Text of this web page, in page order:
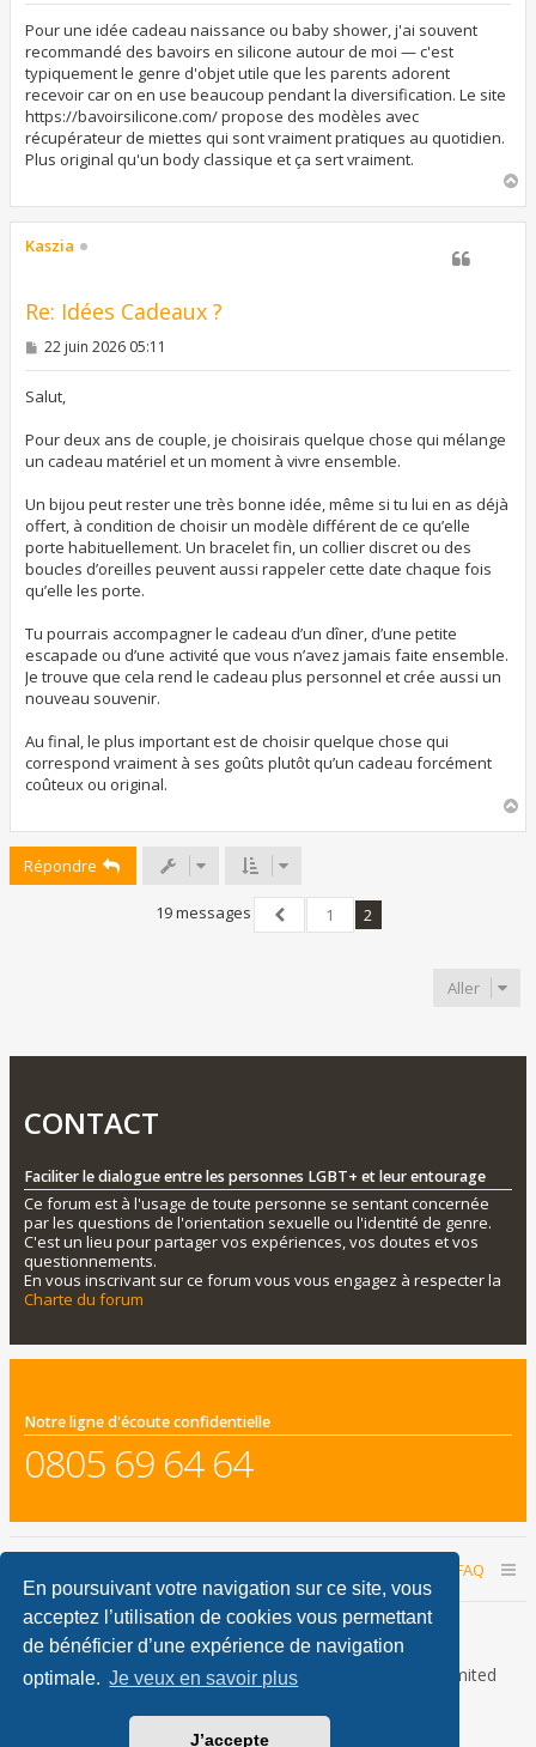
En poursuivant votre navigation sur ce site, vous
acceptez l’utilisation de cookies vous permettant
de bénéficier d’une expérience de navigation
optimale. Je veux en savoir plus
J’accepte
s
s
a
g
e
Pour une idée cadeau naissance ou baby shower, j'ai souvent
recommandé des bavoirs en silicone autour de moi — c'est
typiquement le genre d'objet utile que les parents adorent
recevoir car on en use beaucoup pendant la diversification. Le site
https://bavoirsilicone.com/ propose des modèles avec
récupérateur de miettes qui sont vraiment pratiques au quotidien.
Plus original qu'un body classique et ça sert vraiment.
u
Kaszia
Re: Idées Cadeaux ?
M
s
e
22 juin 2026 05:11
Salut,
Pour deux ans de couple, je choisirais quelque chose qui mélange
un cadeau matériel et un moment à vivre ensemble.
Un bijou peut rester une très bonne idée, même si tu lui en as déjà
offert, à condition de choisir un modèle différent de ce qu’elle
porte habituellement. Un bracelet fin, un collier discret ou des
boucles d’oreilles peuvent aussi rappeler cette date chaque fois
qu’elle les porte.
Tu pourrais accompagner le cadeau d’un dîner, d’une petite
escapade ou d’une activité que vous n’avez jamais faite ensemble.
Je trouve que cela rend le cadeau plus personnel et crée aussi un
nouveau souvenir.
Au final, le plus important est de choisir quelque chose qui
correspond vraiment à ses goûts plutôt qu’un cadeau forcément
coûteux ou original.
Répondre
19 messages
Précédent
1 2
Aller
CONTACT
Faciliter le dialogue entre les personnes LGBT+ et leur entourage
Ce forum est à l'usage de toute personne se sentant concernée
par les questions de l'orientation sexuelle ou l'identité de genre.
C'est un lieu pour partager vos expériences, vos doutes et vos
questionnements.
En vous inscrivant sur ce forum vous vous engagez à respecter la
Charte du forum
Notre ligne d'écoute confidentielle
0805 69 64 64
FAQ
Nous sommes le 06 août 2026 23:12
Développé parphpBB® Forum Software © phpBB Limited
phpBB Metro Theme by